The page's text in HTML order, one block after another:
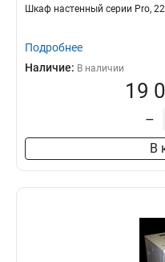
Шкаф настенный серии Pro,
Подробнее
Наличие: В наличии
19
–
В